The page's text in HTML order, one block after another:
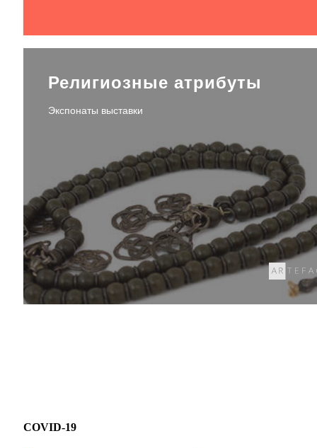
Религиозные атрибуты
Экспонаты выставки
COVID-19